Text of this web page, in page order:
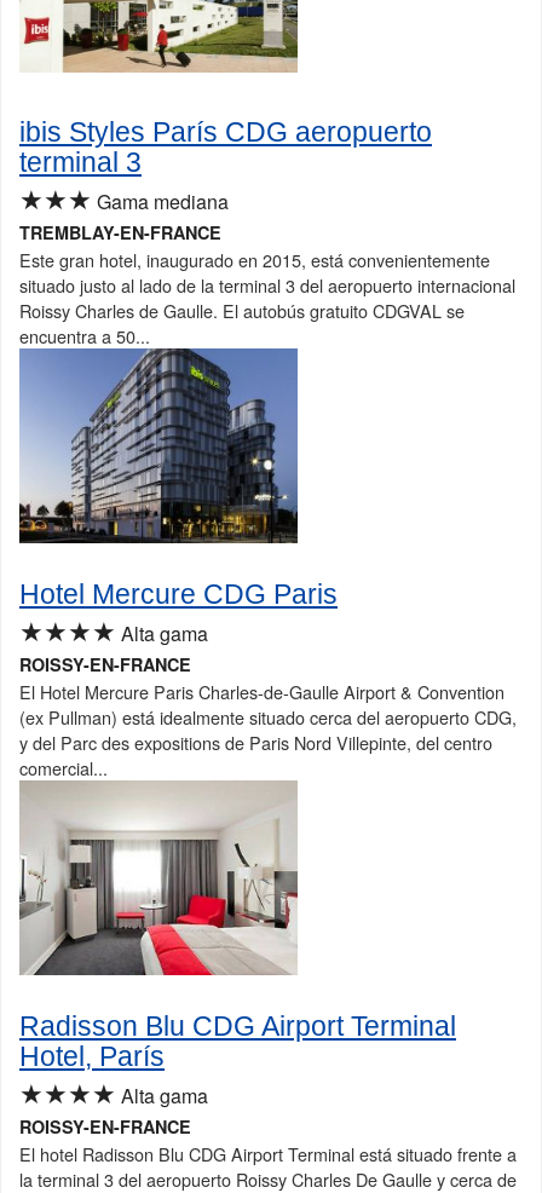
ibis Styles París CDG aeropuerto
terminal 3
★★★ Gama mediana
TREMBLAY-EN-FRANCE
Este gran hotel, inaugurado en 2015, está convenientemente
situado justo al lado de la terminal 3 del aeropuerto internacional
Roissy Charles de Gaulle. El autobús gratuito CDGVAL se
encuentra a 50...
Hotel Mercure CDG Paris
★★★★ Alta gama
ROISSY-EN-FRANCE
El Hotel Mercure Paris Charles-de-Gaulle Airport & Convention
(ex Pullman) está idealmente situado cerca del aeropuerto CDG,
y del Parc des expositions de Paris Nord Villepinte, del centro
comercial...
Radisson Blu CDG Airport Terminal
Hotel, París
★★★★ Alta gama
ROISSY-EN-FRANCE
El hotel Radisson Blu CDG Airport Terminal está situado frente a
la terminal 3 del aeropuerto Roissy Charles De Gaulle y cerca de